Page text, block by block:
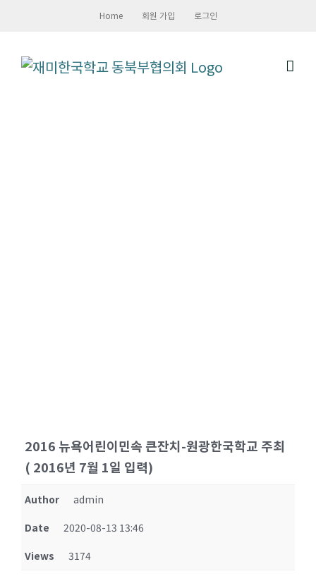
content
Home 회원 가입 로그인
2016 뉴욕어린이민속 큰잔치-원광한국학교 주최
( 2016년 7월 1일 입력)
Author
admin
Date
2020-08-13 13:46
Views
3174